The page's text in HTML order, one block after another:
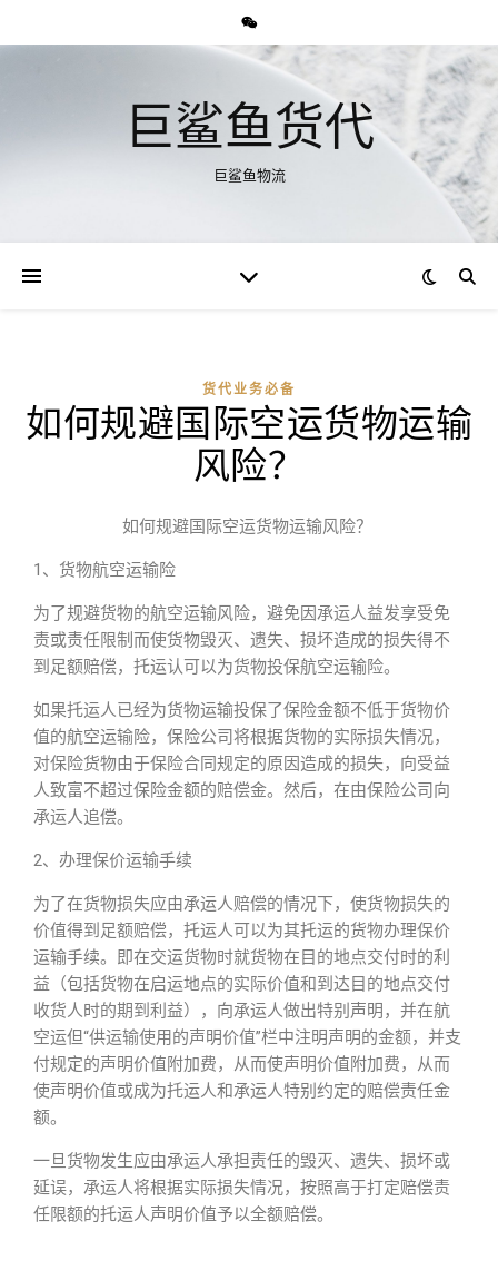
巨鲨鱼货代
巨鲨鱼物流
货代业务必备
如何规避国际空运货物运输
风险？
如何规避国际空运货物运输风险？
1、货物航空运输险
为了规避货物的航空运输风险，避免因承运人益发享受免
责或责任限制而使货物毁灭、遗失、损坏造成的损失得不
到足额赔偿，托运认可以为货物投保航空运输险。
如果托运人已经为货物运输投保了保险金额不低于货物价
值的航空运输险，保险公司将根据货物的实际损失情况，
对保险货物由于保险合同规定的原因造成的损失，向受益
人致富不超过保险金额的赔偿金。然后，在由保险公司向
承运人追偿。
2、办理保价运输手续
为了在货物损失应由承运人赔偿的情况下，使货物损失的
价值得到足额赔偿，托运人可以为其托运的货物办理保价
运输手续。即在交运货物时就货物在目的地点交付时的利
益（包括货物在启运地点的实际价值和到达目的地点交付
收货人时的期到利益），向承运人做出特别声明，并在航
空运但“供运输使用的声明价值”栏中注明声明的金额，并支
付规定的声明价值附加费，从而使声明价值附加费，从而
使声明价值或成为托运人和承运人特别约定的赔偿责任金
额。
一旦货物发生应由承运人承担责任的毁灭、遗失、损坏或
延误，承运人将根据实际损失情况，按照高于打定赔偿责
任限额的托运人声明价值予以全额赔偿。